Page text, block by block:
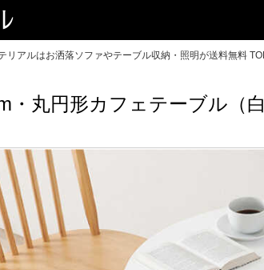
リアルはお洒落ソファやテーブル収納・照明が送料無料
・丸円形カフェテーブル（